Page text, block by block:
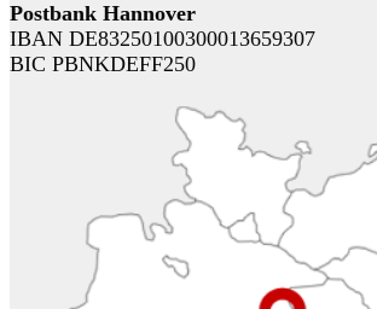
Postbank Hannover
IBAN DE83250100300013659307
BIC PBNKDEFF250